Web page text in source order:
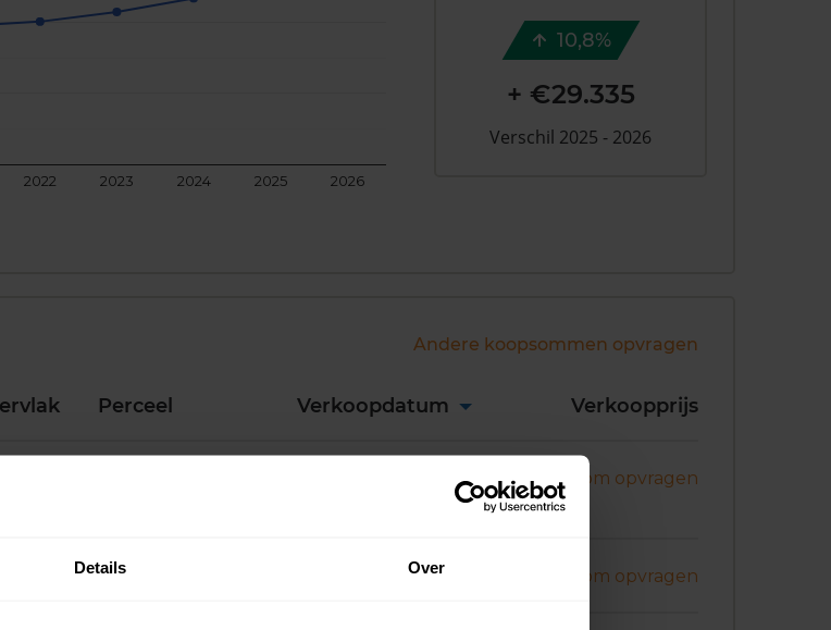
Details Over
2022 2023 2024 2025 2026
10,8%
+ €29.335
Verschil 2025 - 2026
Andere koopsommen opvragen
Perceel Verkoopdatum Verkoopprijs
Koopsom opvragen
191 m2 Koopsom opvragen